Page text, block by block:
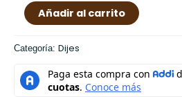
Añadir al carrito
Categoría: Dijes